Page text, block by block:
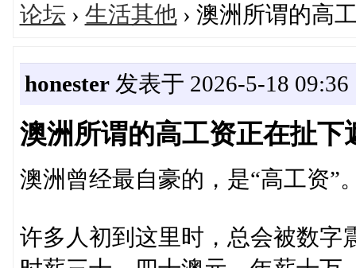
论坛 › 生活其他› 澳洲所谓的高
honester发表于 2026-5-18 09:36
澳洲所谓的高工资正在扯下
澳洲曾经最自豪的，是“高工资”
许多人初到这里时，总会被数字